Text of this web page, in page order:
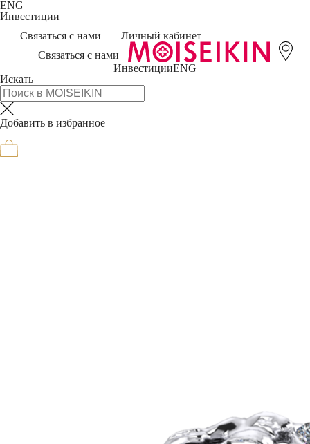
ENG
Инвестиции
Связаться с нами
Личный кабинет
Связаться с нами
ИнвестицииENG
Искать
Добавить в избранное